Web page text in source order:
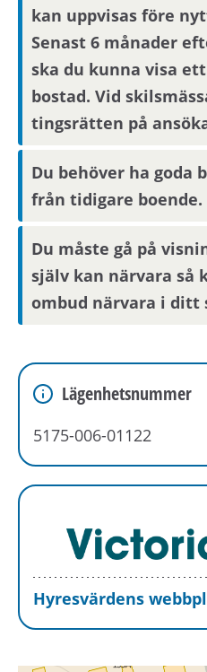
kan uppvisas före
Senast 6 månader
ska du kunna visa
bostad. Vid
tingsrätten på
Du behöver ha goda
från tidigare boende.
Du måste gå på
själv kan närvara så
ombud närvara i ditt
Lägenhetsnummer
5175-006-01122
Hyresvärdens